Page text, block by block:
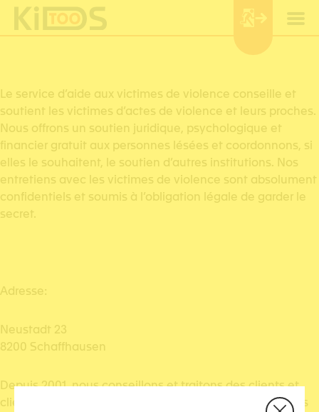
Le service d’aide aux victimes de violence conseille et
soutient les victimes d’actes de violence et leurs proches.
Nous offrons un soutien juridique, psychologique et
financier gratuit aux personnes lésées et coordonnons, si
elles le souhaitent, le soutien d’autres institutions. Nos
entretiens avec les victimes de violence sont absolument
confidentiels et soumis à l’obligation légale de garder le
secret.
Adresse:
Neustadt 23
8200 Schaffhausen
Depuis 2001, nous conseillons et traitons des clients et
clientes sur les thèmes du conflit et de la violence. Nous
Panneau de gestion des cookies